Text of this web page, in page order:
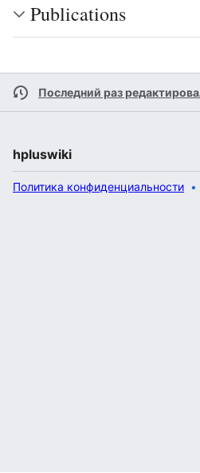
Publications
Последний раз
hpluswiki
Политика конфиденциальности